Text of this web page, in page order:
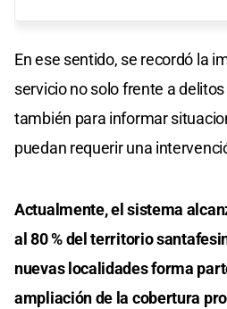
En ese sentido, se recordó la
servicio no solo frente a
también para informar
puedan requerir una
Actualmente, el sistema
al 80 % del territorio
nuevas localidades forma
ampliación de la cobertura